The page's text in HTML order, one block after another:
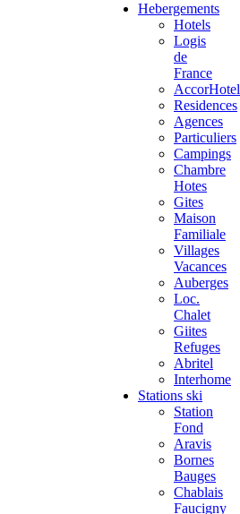
Hebergements
Hotels
Logis
de
France
AccorHotel
Residences
Agences
Particuliers
Campings
Chambre
Hotes
Gites
Maison
Familiale
Villages
Vacances
Auberges
Loc.
Chalet
Giites
Refuges
Abritel
Interhome
Stations ski
Station
Fond
Aravis
Bornes
Bauges
Chablais
Faucigny